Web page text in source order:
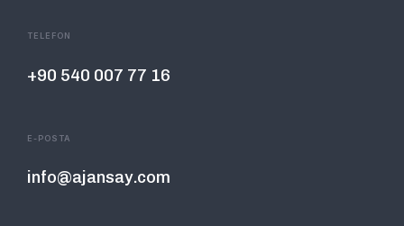
TELEFON
+90 540 007 77 16
E-POSTA
info@ajansay.com